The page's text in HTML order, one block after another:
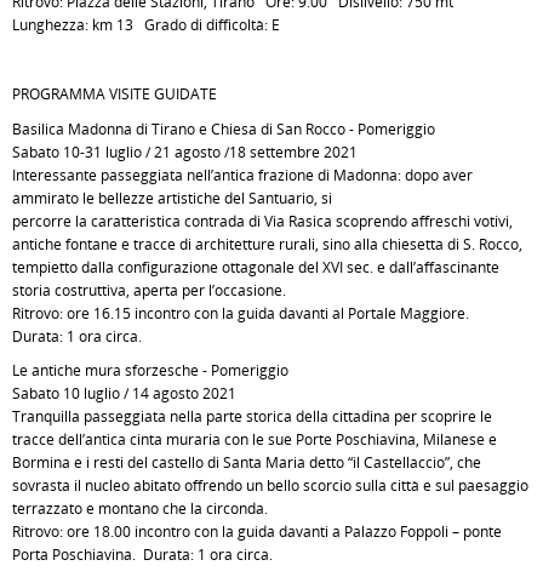
Lunghezza: km 13 Grado di difficoltà: E
PROGRAMMA VISITE GUIDATE
Basilica Madonna di Tirano e Chiesa di San Rocco - Pomeriggio
Sabato 10-31 luglio / 21 agosto /18 settembre 2021
Interessante passeggiata nell’antica frazione di Madonna: dopo aver
ammirato le bellezze artistiche del Santuario, si
percorre la caratteristica contrada di Via Rasica scoprendo affreschi votivi,
antiche fontane e tracce di architetture rurali, sino alla chiesetta di S. Rocco,
tempietto dalla configurazione ottagonale del XVI sec. e dall’affascinante
storia costruttiva, aperta per l’occasione.
Ritrovo: ore 16.15 incontro con la guida davanti al Portale Maggiore.
Durata: 1 ora circa.
Le antiche mura sforzesche - Pomeriggio
Sabato 10 luglio / 14 agosto 2021
Tranquilla passeggiata nella parte storica della cittadina per scoprire le
tracce dell’antica cinta muraria con le sue Porte Poschiavina, Milanese e
Bormina e i resti del castello di Santa Maria detto “il Castellaccio”, che
sovrasta il nucleo abitato offrendo un bello scorcio sulla città e sul paesaggio
terrazzato e montano che la circonda.
Ritrovo: ore 18.00 incontro con la guida davanti a Palazzo Foppoli – ponte
Porta Poschiavina. Durata: 1 ora circa.